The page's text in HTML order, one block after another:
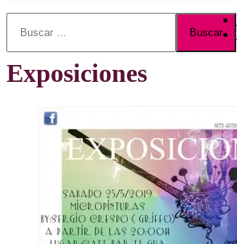
Exposiciones